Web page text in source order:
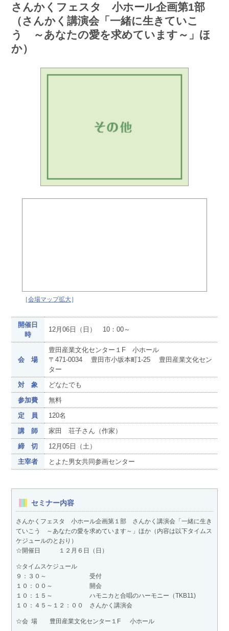
さんかくフェスタ 小ホール企画第1部
（さんかく講演会「一緒に生きていこ
う ～あなたの愛を求めています～」ほ
か）
［会場マップ拡大］
開催日
時
12月06日（日） 10：00～
会 場
豊田産業文化センター１F 小ホール
〒471-0034 豊田市小坂本町1-25 豊田産業文化セン
ター
対 象
どなたでも
参加費
無料
定 員
120名
講 師
家田 荘子さん（作家）
締 切
12月05日（土）
主宰者
とよた男女共同参画センター
セミナー内容
さんかくフェスタ 小ホール企画第１部 さんかく講演会「一緒に生き
ていこう ～あなたの愛を求めています～」ほか（内容は以下タイムス
ケジュールのとおり）
☆開催日 １２月６日（日）
☆タイムスケジュール
９：３０～ 受付
１０：００～ 開会
１０：１５～ ハモニカと合唱のハーモニー（TKB11)
１０：４５～１２：００ さんかく講演会
☆会 場 豊田産業文化センター１F 小ホール